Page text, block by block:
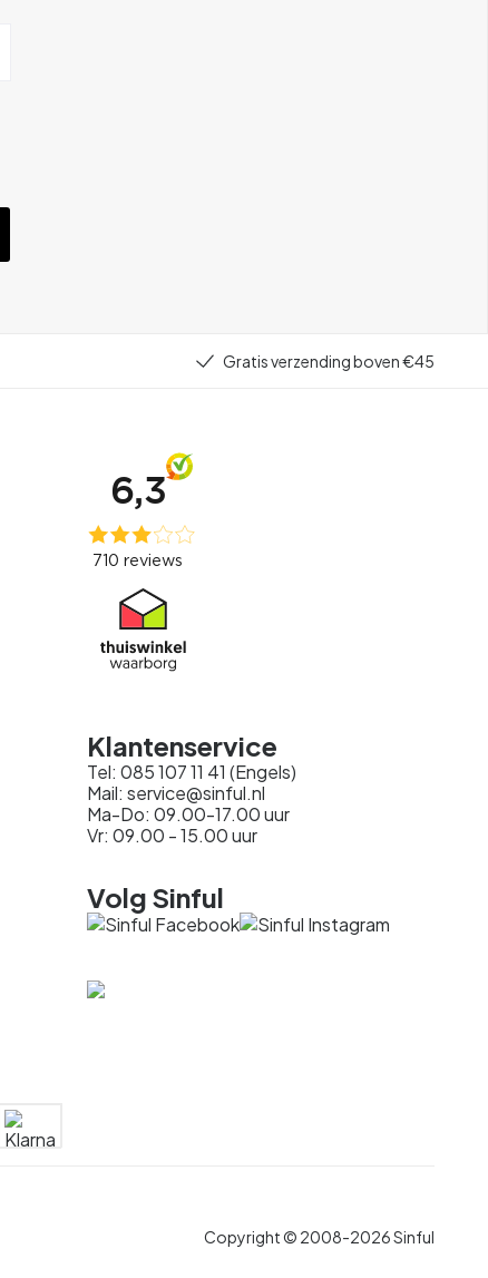
Gratis verzending boven €45
Klantenservice
Tel: 085 107 11 41 (Engels)
Mail: service@sinful.nl
Ma-Do: 09.00-17.00 uur
Vr: 09.00 - 15.00 uur
Volg Sinful
Copyright © 2008-2026 Sinful